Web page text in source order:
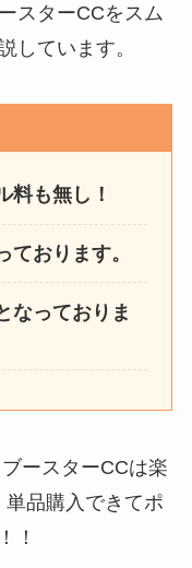
スターCCをスム
しています。
料も無し！
おります。
なっておりま
ースターCCは楽
品購入できてポ
！